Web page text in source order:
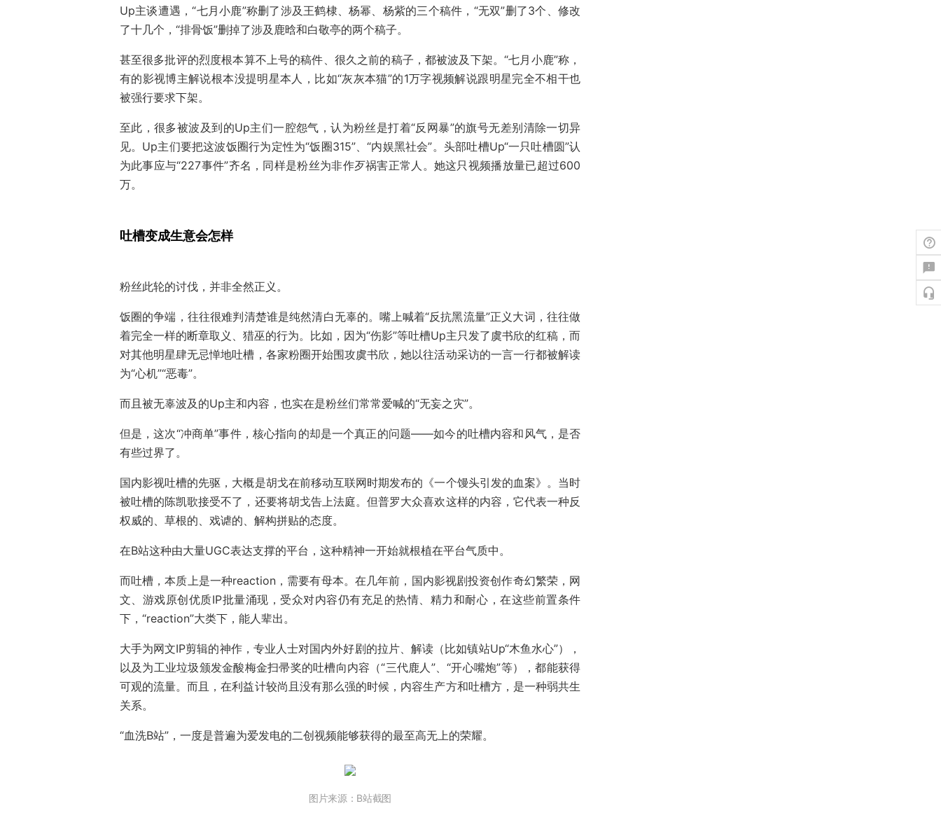
Up主谈遭遇，“七月小鹿”称删了涉及王鹤棣、杨幂、杨紫的三个稿件，“无双”删了3个、修改
了十几个，“排骨饭”删掉了涉及鹿晗和白敬亭的两个稿子。
甚至很多批评的烈度根本算不上号的稿件、很久之前的稿子，都被波及下架。“七月小鹿”称，
有的影视博主解说根本没提明星本人，比如“灰灰本猫”的1万字视频解说跟明星完全不相干也
被强行要求下架。
至此，很多被波及到的Up主们一腔怨气，认为粉丝是打着“反网暴”的旗号无差别清除一切异
见。Up主们要把这波饭圈行为定性为“饭圈315”、“内娱黑社会”。头部吐槽Up“一只吐槽圆”认
为此事应与“227事件”齐名，同样是粉丝为非作歹祸害正常人。她这只视频播放量已超过600
万。
吐槽变成生意会怎样
粉丝此轮的讨伐，并非全然正义。
饭圈的争端，往往很难判清楚谁是纯然清白无辜的。嘴上喊着“反抗黑流量”正义大词，往往做
着完全一样的断章取义、猎巫的行为。比如，因为“伤影”等吐槽Up主只发了虞书欣的红稿，而
对其他明星肆无忌惮地吐槽，各家粉圈开始围攻虞书欣，她以往活动采访的一言一行都被解读
为“心机”“恶毒”。
而且被无辜波及的Up主和内容，也实在是粉丝们常常爱喊的“无妄之灾”。
但是，这次“冲商单”事件，核心指向的却是一个真正的问题——如今的吐槽内容和风气，是否
有些过界了。
国内影视吐槽的先驱，大概是胡戈在前移动互联网时期发布的《一个馒头引发的血案》。当时
被吐槽的陈凯歌接受不了，还要将胡戈告上法庭。但普罗大众喜欢这样的内容，它代表一种反
权威的、草根的、戏谑的、解构拼贴的态度。
在B站这种由大量UGC表达支撑的平台，这种精神一开始就根植在平台气质中。
而吐槽，本质上是一种reaction，需要有母本。在几年前，国内影视剧投资创作奇幻繁荣，网
文、游戏原创优质IP批量涌现，受众对内容仍有充足的热情、精力和耐心，在这些前置条件
下，“reaction”大类下，能人辈出。
大手为网文IP剪辑的神作，专业人士对国内外好剧的拉片、解读（比如镇站Up“木鱼水心”），
以及为工业垃圾颁发金酸梅金扫帚奖的吐槽向内容（“三代鹿人”、“开心嘴炮”等），都能获得
可观的流量。而且，在利益计较尚且没有那么强的时候，内容生产方和吐槽方，是一种弱共生
关系。
“血洗B站”，一度是普遍为爱发电的二创视频能够获得的最至高无上的荣耀。
图片来源：B站截图